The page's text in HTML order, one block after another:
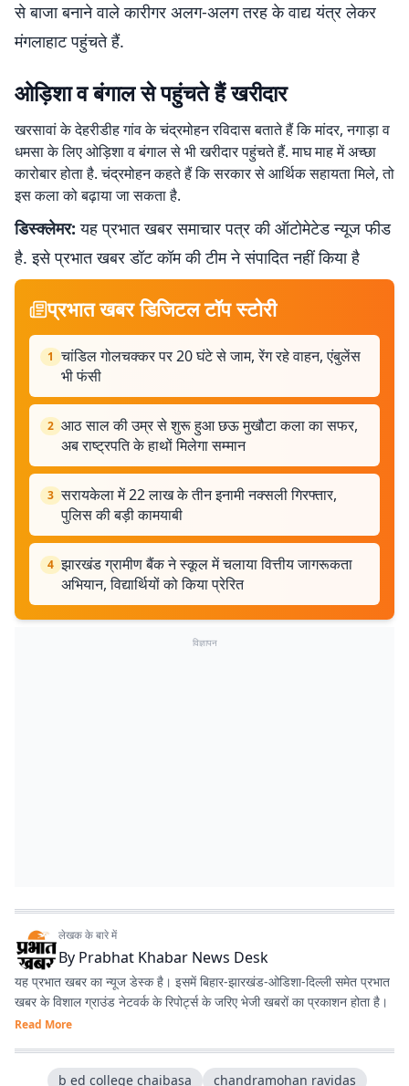
से बाजा बनाने वाले कारीगर अलग-अलग तरह के वाद्य यंत्र लेकर
मंगलाहाट पहुंचते हैं.
ओड़िशा व बंगाल से पहुंचते हैं खरीदार
खरसावां के देहरीडीह गांव के चंद्रमोहन रविदास बताते हैं कि मांदर, नगाड़ा व
धमसा के लिए ओड़िशा व बंगाल से भी खरीदार पहुंचते हैं. माघ माह में अच्छा
कारोबार होता है. चंद्रमोहन कहते हैं कि सरकार से आर्थिक सहायता मिले, तो
इस कला को बढ़ाया जा सकता है.
डिस्क्लेमर: यह प्रभात खबर समाचार पत्र की ऑटोमेटेड न्यूज फीड
है. इसे प्रभात खबर डॉट कॉम की टीम ने संपादित नहीं किया है
प्रभात खबर डिजिटल टॉप स्टोरी
1 चांडिल गोलचक्कर पर 20 घंटे से जाम, रेंग रहे वाहन, एंबुलेंस
भी फंसी
2 आठ साल की उम्र से शुरू हुआ छऊ मुखौटा कला का सफर,
अब राष्ट्रपति के हाथों मिलेगा सम्मान
3 सरायकेला में 22 लाख के तीन इनामी नक्सली गिरफ्तार,
पुलिस की बड़ी कामयाबी
4 झारखंड ग्रामीण बैंक ने स्कूल में चलाया वित्तीय जागरूकता
अभियान, विद्यार्थियों को किया प्रेरित
विज्ञापन
लेखक के बारे में
By Prabhat Khabar News Desk
यह प्रभात खबर का न्यूज डेस्क है। इसमें बिहार-झारखंड-ओडिशा-दिल्‍ली समेत प्रभात
खबर के विशाल ग्राउंड नेटवर्क के रिपोर्ट्स के जरिए भेजी खबरों का प्रकाशन होता है।
Read More
b ed college chaibasa chandramohan ravidas